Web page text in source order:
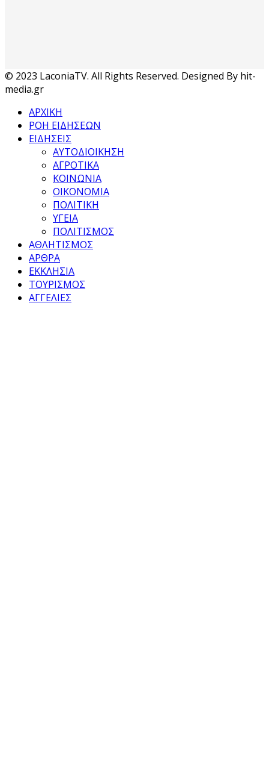
© 2023 LaconiaTV. All Rights Reserved. Designed By hit-
media.gr
ΑΡΧΙΚΗ
ΡΟΗ ΕΙΔΗΣΕΩΝ
ΕΙΔΗΣΕΙΣ
ΑΥΤΟΔΙΟΙΚΗΣΗ
ΑΓΡΟΤΙΚΑ
ΚΟΙΝΩΝΙΑ
ΟΙΚΟΝΟΜΙΑ
ΠΟΛΙΤΙΚΗ
ΥΓΕΙΑ
ΠΟΛΙΤΙΣΜΟΣ
ΑΘΛΗΤΙΣΜΟΣ
ΑΡΘΡΑ
ΕΚΚΛΗΣΙΑ
ΤΟΥΡΙΣΜΟΣ
ΑΓΓΕΛΙΕΣ